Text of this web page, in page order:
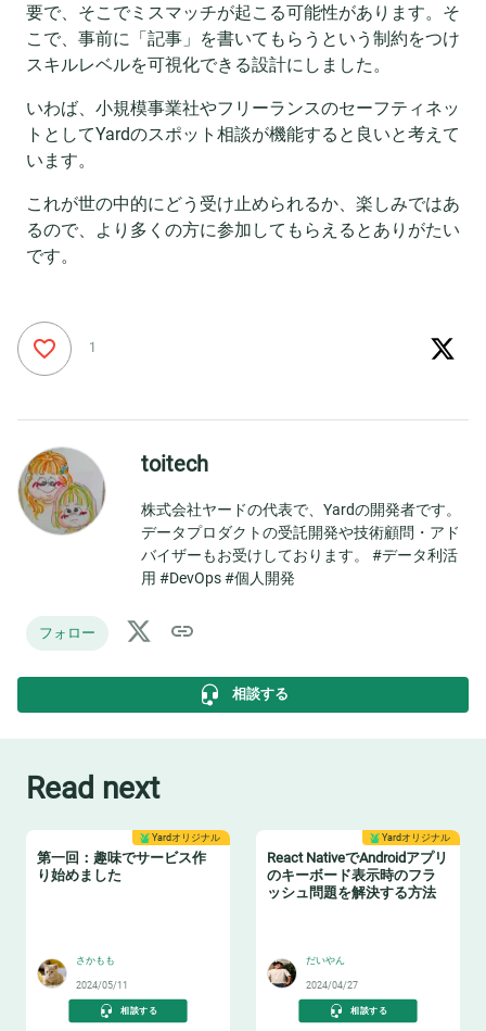
要で、そこでミスマッチが起こる可能性があります。そ
こで、事前に「記事」を書いてもらうという制約をつけ
スキルレベルを可視化できる設計にしました。
いわば、小規模事業社やフリーランスのセーフティネッ
トとしてYardのスポット相談が機能すると良いと考えて
います。
これが世の中的にどう受け止められるか、楽しみではあ
るので、より多くの方に参加してもらえるとありがたい
です。
1
toitech
株式会社ヤードの代表で、Yardの開発者です。
データプロダクトの受託開発や技術顧問・アド
バイザーもお受けしております。 #データ利活
用 #DevOps #個人開発
フォロー
相談する
Read next
Yardオリジナル
第一回：趣味でサービス作
り始めました
さかもも
2024/05/11
相談する
Yardオリジナル
React NativeでAndroidアプリ
のキーボード表示時のフラ
ッシュ問題を解決する方法
だいやん
2024/04/27
相談する